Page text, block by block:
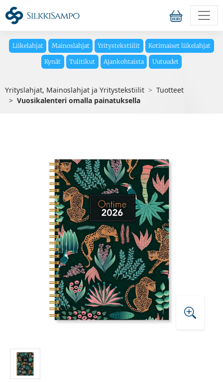
Liikelahjat Mainoslahjat Yritystekstiilit Kotimaiset liikelahjat
Kynät Tulitikut Ajankohtaista Uutuudet
Yrityslahjat, Mainoslahjat ja Yritystekstiilit
Tuotteet
Vuosikalenteri omalla painatuksella